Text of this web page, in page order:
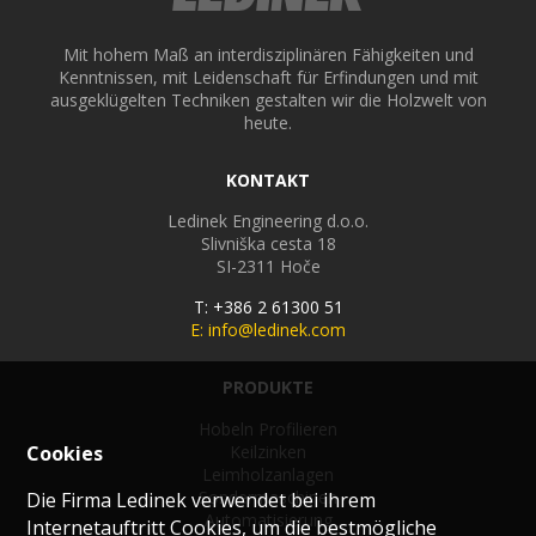
Cookies
Die Firma Ledinek verwendet bei ihrem
Internetauftritt Cookies, um die bestmögliche
Mit hohem Maß an interdisziplinären Fähigkeiten und
Kenntnissen, mit Leidenschaft für Erfindungen und mit
ausgeklügelten Techniken gestalten wir die Holzwelt von
heute.
KONTAKT
Ledinek Engineering d.o.o.
Slivniška cesta 18
SI-2311 Hoče
T: +386 2 61300 51
E: info@ledinek.com
PRODUKTE
Hobeln Profilieren
Keilzinken
Leimholzanlagen
Sondermaschinen
Automatisierung